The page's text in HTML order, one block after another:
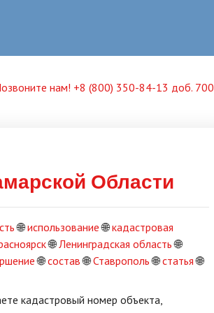
нам! +8 (800) 350-84-13 доб. 700
Области
🌐использование🌐кадастровая
🌐Ленинградская область🌐
🌐состав🌐Ставрополь🌐статья🌐
кадастровый номер объекта,